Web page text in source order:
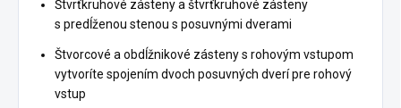
Štvrťkruhové zásteny a štvrťkruhové zásteny
s predĺženou stenou s posuvnými dverami
Štvorcové a obdĺžnikové zásteny s rohovým vstupom
vytvoríte spojením dvoch posuvných dverí pre rohový
vstup